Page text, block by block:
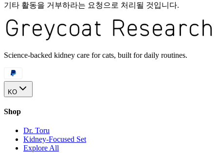
기타 활동을 거부하라는 요청으로 처리될 것입니다.
Science-backed kidney care for cats, built for daily routines.
KO
Shop
Dr. Toru
Kidney-Focused Set
Explore All